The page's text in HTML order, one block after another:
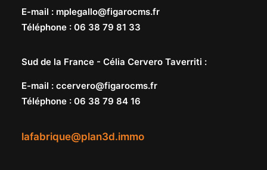
lafabrique@plan3d.immo
E-mail : mplegallo@figarocms.fr
Téléphone : 06 38 79 81 33
Sud de la France - Célia Cervero Taverriti :
E-mail : ccervero@figarocms.fr
Téléphone : 06 38 79 84 16